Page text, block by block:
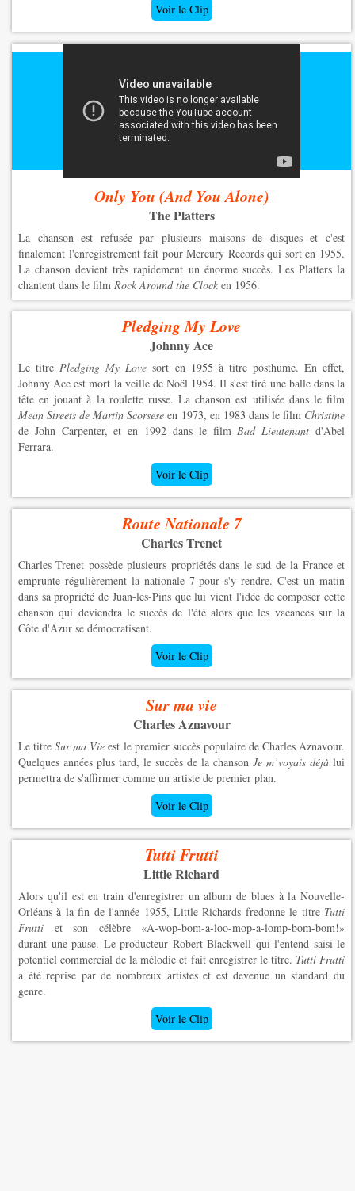
Voir le Clip
Only You (And You Alone)
The Platters
La chanson est refusée par plusieurs maisons de disques et c'est
finalement l'enregistrement fait pour Mercury Records qui sort en 1955.
La chanson devient très rapidement un énorme succès. Les Platters la
chantent dans le film Rock Around the Clock en 1956.
Pledging My Love
Johnny Ace
Le titrePledging My Love sort en 1955 à titre posthume. En effet,
Johnny Ace est mort la veille de Noël 1954. Il s'est tiré une balle dans la
tête en jouant à la roulette russe. La chanson est utilisée dans le film
Mean Streets de Martin Scorsese en 1973, en 1983 dans le film Christine
de John Carpenter, et en 1992 dans le filmBad Lieutenant d'Abel
Ferrara.
Voir le Clip
Route Nationale 7
Charles Trenet
Charles Trenet possède plusieurs propriétés dans le sud de la France et
emprunte régulièrement la nationale 7 pour s'y rendre. C'est un matin
dans sa propriété de Juan-les-Pins que lui vient l'idée de composer cette
chanson qui deviendra le succès de l'été alors que les vacances sur la
Côte d'Azur se démocratisent.
Voir le Clip
Sur ma vie
Charles Aznavour
Le titreSur ma Vie est le premier succès populaire de Charles Aznavour.
Quelques années plus tard, le succès de la chanson Je m’voyais déjà lui
permettra de s'affirmer comme un artiste de premier plan.
Voir le Clip
Tutti Frutti
Little Richard
Alors qu'il est en train d'enregistrer un album de blues à la Nouvelle-
Orléans à la fin de l'année 1955, Little Richards fredonne le titre Tutti
Frutti et son célèbre «A-wop-bom-a-loo-mop-a-lomp-bom-bom!»
durant une pause. Le producteur Robert Blackwell qui l'entend saisi le
potentiel commercial de la mélodie et fait enregistrer le titre. Tutti Frutti
a été reprise par de nombreux artistes et est devenue un standard du
genre.
Voir le Clip